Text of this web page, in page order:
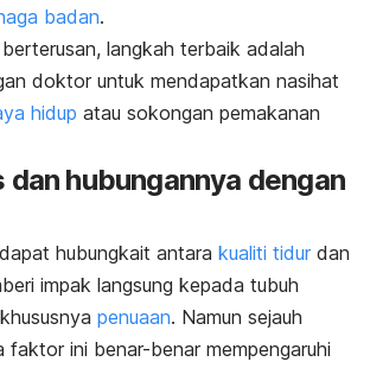
badan.
langkah terbaik adalah
doktor untuk mendapatkan nasihat
hidup atau sokongan pemakanan
dan hubungannya dengan
hubungkait antara kualiti tidur dan
impak langsung kepada tubuh
penuaan. Namun sejauh
faktor ini benar-benar mempengaruhi